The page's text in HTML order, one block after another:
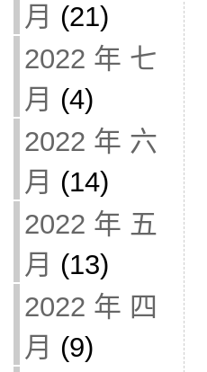
月 (21)
2022 年 七
月 (4)
2022 年 六
月 (14)
2022 年 五
月 (13)
2022 年 四
月 (9)